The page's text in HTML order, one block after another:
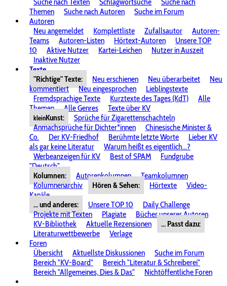
Themen
Suche nach Autoren
Suche im Forum
Autoren
Neu angemeldet
Komplettliste Zufallsautor
Autoren-
Teams
Autoren-Listen Hörtext-Autoren
Unsere TOP
10
Aktive Nutzer Kartei-Leichen
Nutzer in Auszeit
Inaktive Nutzer
Texte
"Richtige" Texte:
Neu erschienen Neu überarbeitet
Neu
kommentiert
Neu eingesprochen
Lieblingstexte
Fremdsprachige Texte
Kurztexte des Tages (KdT)
Alle
Themen
Alle Genres Texte über KV
kleinKunst:
Sprüche für Zigarettenschachteln
Anmachsprüche für Dichter*innen
Chinesische Minister &
Co.
Der KV-Friedhof Berühmte letzte Worte
Lieber KV
als gar keine Literatur
Warum heißt es eigentlich...?
Werbeanzeigen für KV
Best of SPAM
Fundgrube
"Deutsch"
Kolumnen:
Autorenkolumnen
Teamkolumnen
Kolumnenarchiv
Hören & Sehen: Hörtexte
Video-
Kanäle
... und anderes:
Unsere TOP 10
Daily Challenge
Projekte mit Texten
Plagiate
Bücher unserer Autoren
KV-Bibliothek
Aktuelle Rezensionen
... Passt dazu:
Literaturwettbewerbe
Verlage
Foren
Übersicht
Aktuellste Diskussionen
Suche im Forum
Bereich "KV-Board"
Bereich "Literatur & Schreiberei"
Bereich "Allgemeines, Dies & Das"
Nichtöffentliche Foren